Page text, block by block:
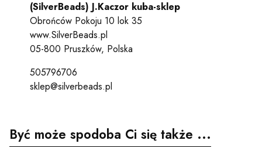
(SilverBeads) J.Kaczor kuba-sklep
Obrońców Pokoju 10 lok 35
www.SilverBeads.pl
05-800 Pruszków, Polska
505796706
sklep@silverbeads.pl
Być może spodoba Ci się także ...